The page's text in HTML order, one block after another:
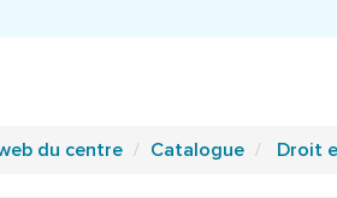
du centre Catalogue Droit